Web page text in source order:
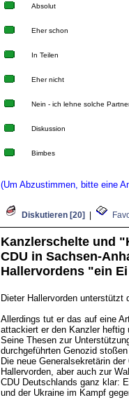
Absolut
Eher schon
In Teilen
Eher nicht
Nein - ich lehne solche
Diskussion
Bimbes
(Um Abzustimmen, bitte eine
Diskutieren [20]
Kanzlerschelte und
CDU in Sachsen-
Hallervordens "ein
Dieter Hallervorden unterstützt
Allerdings tut er das auf eine
attackiert er den Kanzler heftig
Seine Thesen zur
durchgeführten Genozid
Die neue Generalsekretärin
Hallervorden, aber auch zur
CDU Deutschlands ganz klar:
und der Ukraine im Kampf